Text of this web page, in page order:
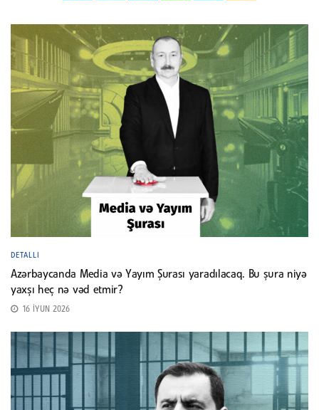
DETALLI
Azərbaycanda Media və Yayım Şurası yaradılacaq. Bu şura niyə
yaxşı heç nə vəd etmir?
16 İYUN 2026